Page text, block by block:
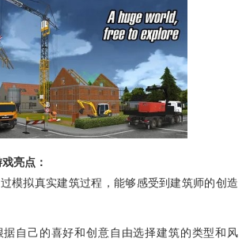
亮点：
模拟真实建筑过程，能够感受到建筑师的创造
自己的喜好和创意自由选择建筑的类型和风